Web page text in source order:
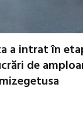
a intrat în
de